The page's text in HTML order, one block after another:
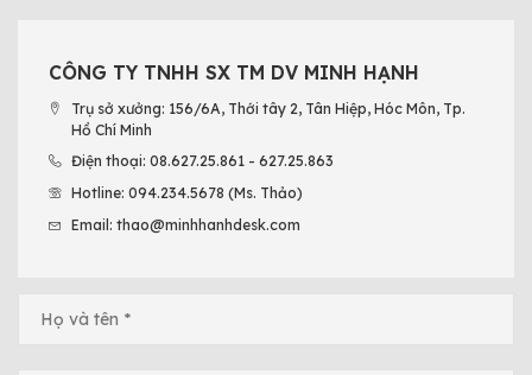
CÔNG TY TNHH SX TM DV MINH HẠNH
Trụ sở xưởng: 156/6A, Thới tây 2, Tân Hiệp, Hóc Môn, Tp.
Hồ Chí Minh
Điện thoại: 08.627.25.861 - 627.25.863
Hotline: 094.234.5678 (Ms. Thảo)
Email: thao@minhhanhdesk.com